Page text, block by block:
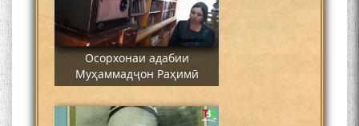
Осорхонаи адабии
Муҳаммадҷон Раҳимӣ